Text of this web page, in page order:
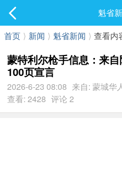
魁省
首页 ⟩ 新闻 ⟩ 魁省新闻 ⟩ 查看内
蒙特利尔枪手信息：来
100页宣言
2026-6-23 08:08 来自: 蒙城华
查看: 2428 评论 2